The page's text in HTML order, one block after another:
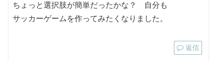
ちょっと選択肢が簡単だったかな？ 自分も
サッカーゲームを作ってみたくなりました。
返信